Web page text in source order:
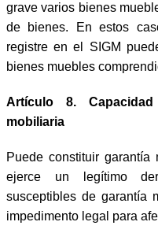
grave varios bienes
de bienes. En estos
registre en el SIGM
bienes muebles
Artículo 8.
mobiliaria
Puede constituir
ejerce un legítimo
susceptibles de garantía
impedimento legal para